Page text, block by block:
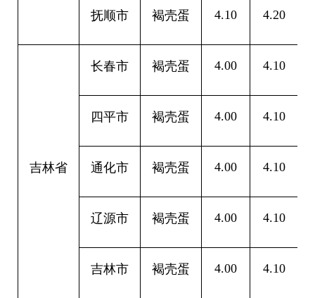
抚顺市 褐壳蛋 4.10 4.20
吉林省
长春市 褐壳蛋 4.00 4.10
四平市 褐壳蛋 4.00 4.10
通化市 褐壳蛋 4.00 4.10
辽源市 褐壳蛋 4.00 4.10
吉林市 褐壳蛋 4.00 4.10